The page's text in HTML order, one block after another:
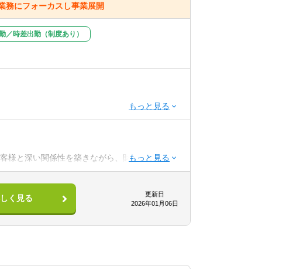
務にフォーカスし事業展開
／時差出勤（制度あり）
様と深い関係性を築きながら、財務会計領域に
実業務を通じて財務会計領域全般の課題抽出
業務もおこなっていただきます）
く見る
更新日
2026年01月06日